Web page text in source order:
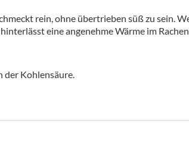
rein, ohne übertrieben süß zu sein.
eine angenehme Wärme im
der Kohlensäure.